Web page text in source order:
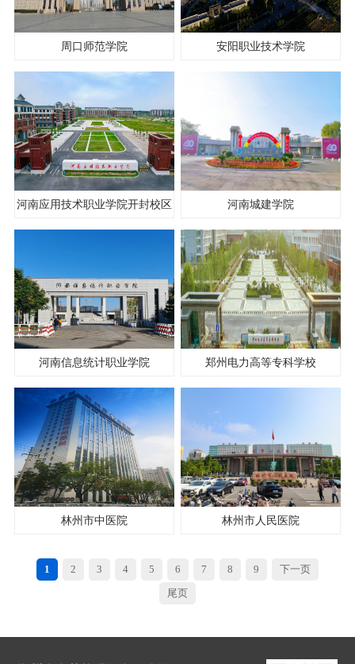
周口师范学院 安阳职业技术学院
河南应用技术职业学院开封校区
北院
河南城建学院
河南信息统计职业学院 郑州电力高等专科学校
林州市中医院 林州市人民医院
1 2 3 4 5 6 7 8 9
下一页
尾页